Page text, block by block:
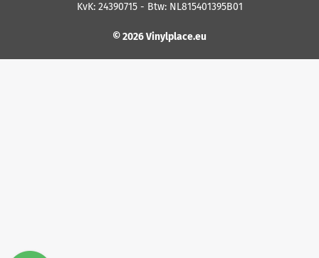
KvK: 24390715 - Btw: NL815401395B01
© 2026 Vinylplace.eu